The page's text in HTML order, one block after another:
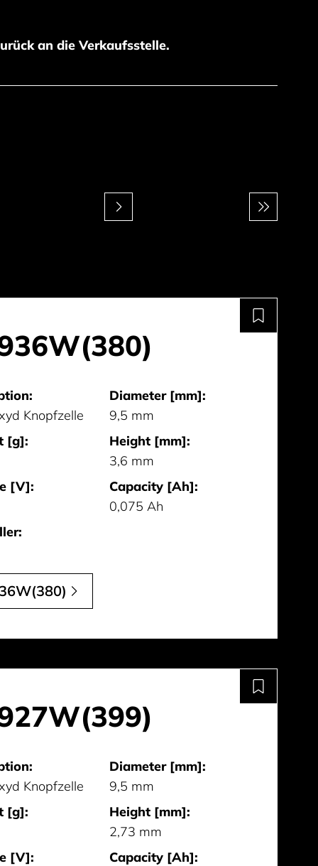
an die Verkaufsstelle.
Knopfzelle
Diameter [mm]:
9,5 mm
[g]:
Height [mm]:
3,6 mm
[V]:
Capacity [Ah]:
0,075 Ah
Knopfzelle
Diameter [mm]:
9,5 mm
[g]:
Height [mm]:
2,73 mm
[V]:
Capacity [Ah]: